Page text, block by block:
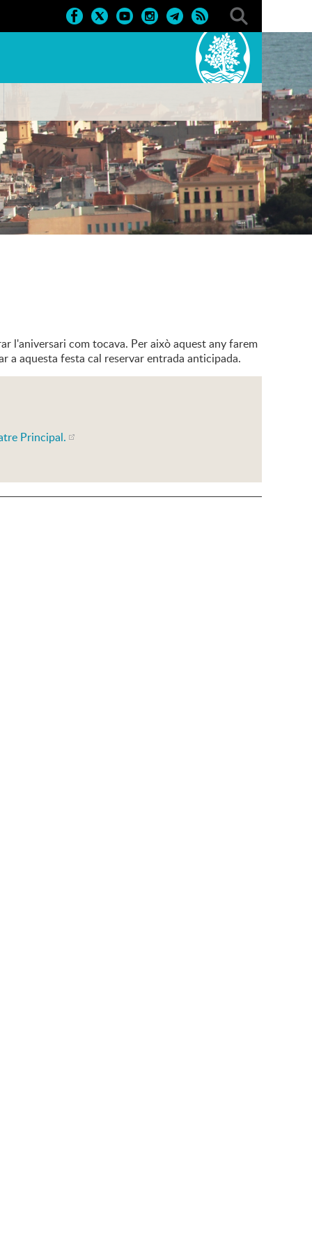
l'aniversari com tocava. Per això aquest any farem
a aquesta festa cal reservar entrada anticipada.
Principal.